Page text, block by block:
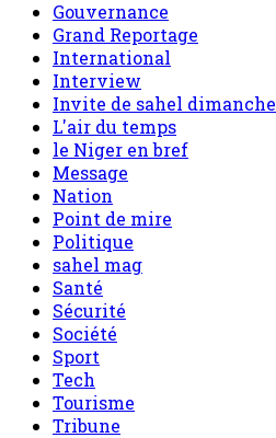
Gouvernance
Grand Reportage
International
Interview
Invite de sahel dimanche
L'air du temps
le Niger en bref
Message
Nation
Point de mire
Politique
sahel mag
Santé
Sécurité
Société
Sport
Tech
Tourisme
Tribune